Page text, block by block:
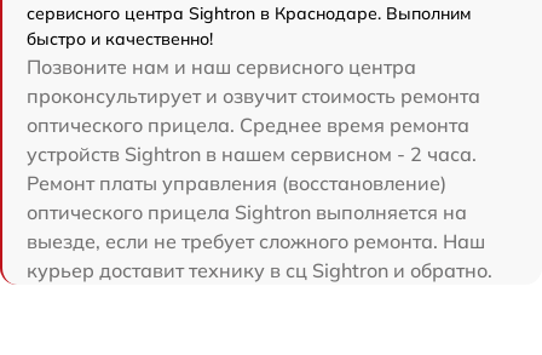
сервисного центра Sightron в Краснодаре. Выполним
быстро и качественно!
Позвоните нам и наш сервисного центра
проконсультирует и озвучит стоимость ремонта
оптического прицела. Среднее время ремонта
устройств Sightron в нашем сервисном - 2 часа.
Ремонт платы управления (восстановление)
оптического прицела Sightron выполняется на
выезде, если не требует сложного ремонта. Наш
курьер доставит технику в сц Sightron и обратно.